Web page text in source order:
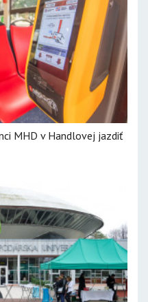
MHD v Handlovej jazdiť